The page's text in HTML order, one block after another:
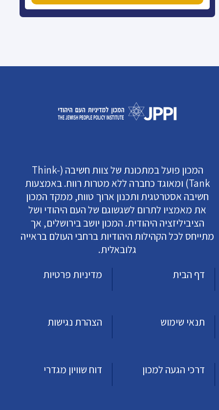
המכון פועל במתכונת של צוות חשיבה (Think-
Tank) ומאוגד כחברה ללא מטרות רווח. באמצעות
חשיבה אסטרטגית ותכנון ארוך טווח, ממקד המכון
את מאמציו לתרום לשגשוגם של העם היהודי ושל
הציביליזציה היהודית. המכון יושב בירושלים, אך
מתייחס לכל הקהילות היהודיות ברחבי העולם בראייה
גלובאלית.
דף הבית
מדיניות פרטיות
תנאי שימוש הצהרת נגישות
דרכי הגעה למכון דוח שוויון מגדרי